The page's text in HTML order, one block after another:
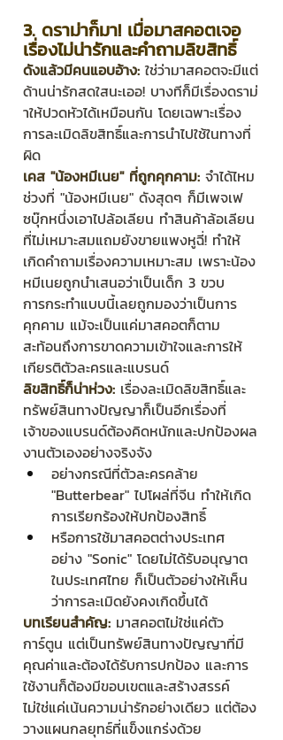
3. ดราม่าก็มา! เมื่อมาสคอตเจอ
เรื่องไม่น่ารักและคำถามลิขสิทธิ์
ดังแล้วมีคนแอบอ้าง: ใช่ว่ามาสคอตจะมีแต่
ด้านน่ารักสดใสนะเออ! บางทีก็มีเรื่องดราม่
าให้ปวดหัวได้เหมือนกัน โดยเฉพาะเรื่อง
การละเมิดลิขสิทธิ์และการนำไปใช้ในทางที่
ผิด
เคส "น้องหมีเนย" ที่ถูกคุกคาม: จำได้ไหม
ช่วงที่ "น้องหมีเนย" ดังสุดๆ ก็มีเพจเฟ
ซบุ๊กหนึ่งเอาไปล้อเลียน ทำสินค้าล้อเลียน
ที่ไม่เหมาะสมแถมยังขายแพงหูฉี่! ทำให้
เกิดคำถามเรื่องความเหมาะสม เพราะน้อง
หมีเนยถูกนำเสนอว่าเป็นเด็ก 3 ขวบ
การกระทำแบบนี้เลยถูกมองว่าเป็นการ
คุกคาม แม้จะเป็นแค่มาสคอตก็ตาม
สะท้อนถึงการขาดความเข้าใจและการให้
เกียรติตัวละครและแบรนด์
ลิขสิทธิ์ก็น่าห่วง: เรื่องละเมิดลิขสิทธิ์และ
ทรัพย์สินทางปัญญาก็เป็นอีกเรื่องที่
เจ้าของแบรนด์ต้องคิดหนักและปกป้องผล
งานตัวเองอย่างจริงจัง
อย่างกรณีที่ตัวละครคล้าย
"Butterbear" ไปโผล่ที่จีน ทำให้เกิด
การเรียกร้องให้ปกป้องสิทธิ์
หรือการใช้มาสคอตต่างประเทศ
อย่าง "Sonic" โดยไม่ได้รับอนุญาต
ในประเทศไทย ก็เป็นตัวอย่างให้เห็น
ว่าการละเมิดยังคงเกิดขึ้นได้
บทเรียนสำคัญ: มาสคอตไม่ใช่แค่ตัว
การ์ตูน แต่เป็นทรัพย์สินทางปัญญาที่มี
คุณค่าและต้องได้รับการปกป้อง และการ
ใช้งานก็ต้องมีขอบเขตและสร้างสรรค์
ไม่ใช่แค่เน้นความน่ารักอย่างเดียว แต่ต้อง
วางแผนกลยุทธ์ที่แข็งแกร่งด้วย